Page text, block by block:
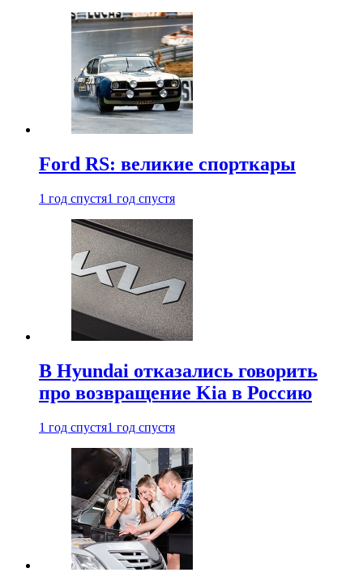
Ford RS: великие спорткары
1 год спустя1 год спустя
В Hyundai отказались говорить
про возвращение Kia в Россию
1 год спустя1 год спустя